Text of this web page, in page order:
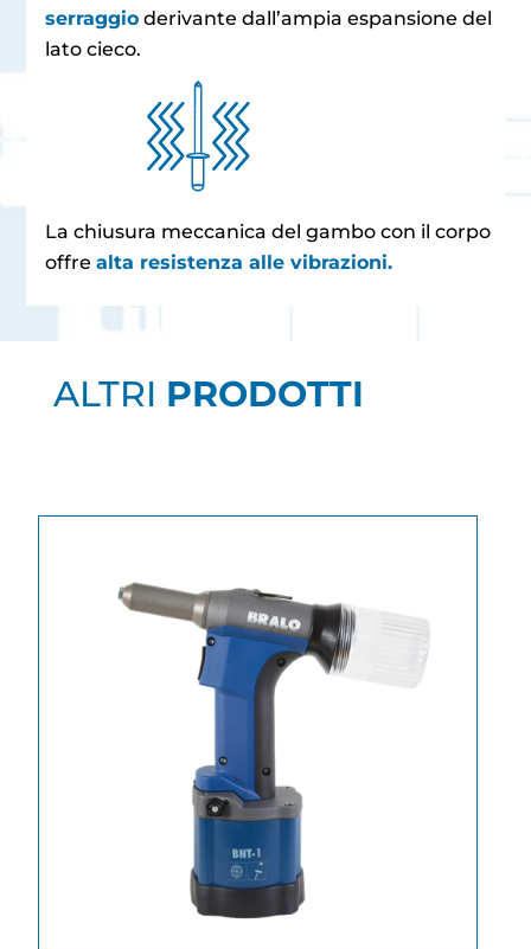
serraggio derivante dall’ampia espansione del
lato cieco.
La chiusura meccanica del gambo con il corpo
offrealta resistenza alle vibrazioni.
ALTRI PRODOTTI